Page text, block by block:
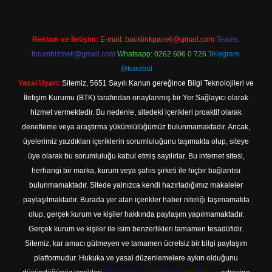
Reklam ve İletişim: E-mail: backlinkpaneli@gmail.com Teams:
forumhizmeti@gmail.com Whatsapp: 0262 606 0 726 Telegram:
@karabul
Yasal Uyarı: Sitemiz, 5651 Sayılı Kanun gereğince Bilgi Teknolojileri ve
İletişim Kurumu (BTK) tarafından onaylanmış bir Yer Sağlayıcı olarak
hizmet vermektedir. Bu nedenle, sitedeki içerikleri proaktif olarak
denetleme veya araştırma yükümlülüğümüz bulunmamaktadır. Ancak,
üyelerimiz yazdıkları içeriklerin sorumluluğunu taşımakta olup, siteye
üye olarak bu sorumluluğu kabul etmiş sayılırlar. Bu internet sitesi,
herhangi bir marka, kurum veya şahıs şirketi ile hiçbir bağlantısı
bulunmamaktadır. Sitede yalnızca kendi hazırladığımız makaleler
paylaşılmaktadır. Burada yer alan içerikler haber niteliği taşımamakta
olup, gerçek kurum ve kişiler hakkında paylaşım yapılmamaktadır.
Gerçek kurum ve kişiler ile isim benzerlikleri tamamen tesadüfidir.
Sitemiz, kar amacı gütmeyen ve tamamen ücretsiz bir bilgi paylaşım
platformudur. Hukuka ve yasal düzenlemelere aykırı olduğunu